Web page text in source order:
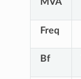
Freq
Bf